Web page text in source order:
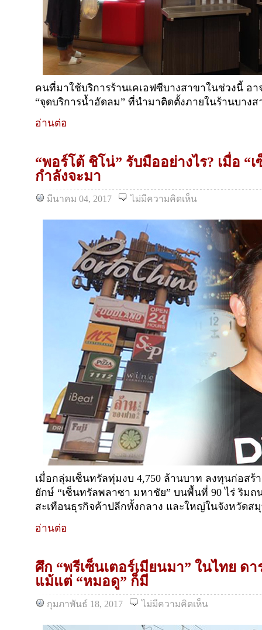
คนที่มาใช้บริการร้านเคเอฟซีบางสาขาในช่วงนี้ อา
“จุดบริการน้ำอัดลม” ที่นำมาติดตั้งภายในร้านบาง
อ่านต่อ
“พอร์โต้ ชิโน่” รับมืออย่างไร? เมื่อ “
กำลังจะมา
มีนาคม 04, 2017 ไม่มีความคิดเห็น
เมื่อกลุ่มเซ็นทรัลทุ่มงบ 4,750 ล้านบาท ลงทุนก่อสร้
ยักษ์ “เซ็นทรัลพลาซา มหาชัย” บนพื้นที่ 90 ไร่ ริมถ
สะเทือนธุรกิจค้าปลีกทั้งกลาง และใหญ่ในจังหวัดส
อ่านต่อ
ศึก “พรีเซ็นเตอร์เมียนมา” ในไทย ด
แม้แต่ “หมอดู” ก็มี
กุมภาพันธ์ 18, 2017 ไม่มีความคิดเห็น